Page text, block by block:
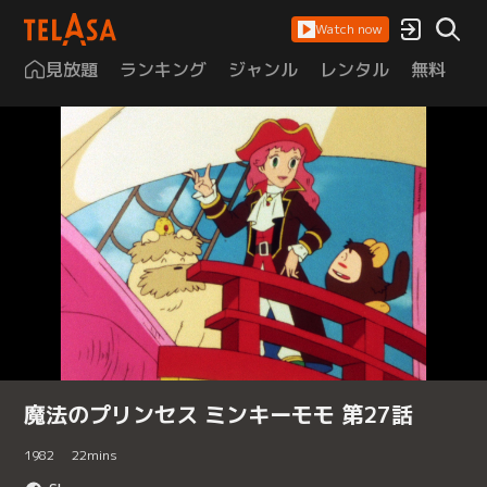
Watch now
見放題 ランキング ジャンル レンタル 無料
魔法のプリンセス ミンキーモモ 第27話
1982 22mins